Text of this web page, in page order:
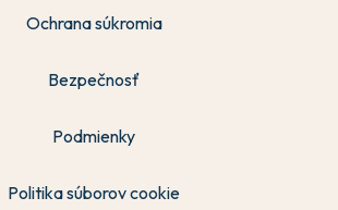
Ochrana súkromia
Bezpečnosť
Podmienky
Politika súborov cookie